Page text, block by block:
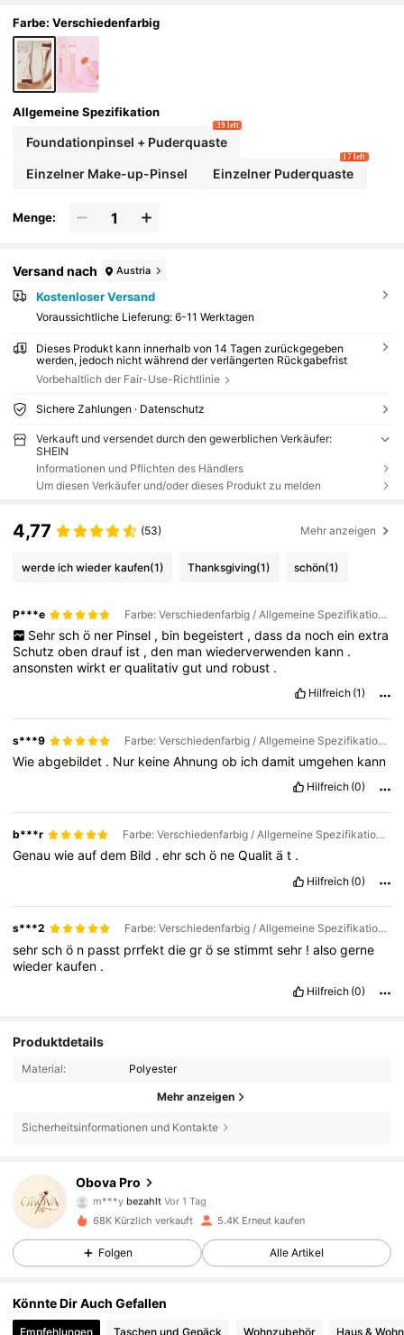
osmetik
Farbe: Verschiedenfarbig
Allgemeine Spezifikation
Foundationpinsel + Puderquaste
39 left
Einzelner Make-up-Pinsel Einzelner Puderquaste
17 left
Menge:
Versand nach Austria
Kostenloser Versand
Voraussichtliche Lieferung: 6-11 Werktagen
Dieses Produkt kann innerhalb von 14 Tagen zurückgegeben
werden, jedoch nicht während der verlängerten Rückgabefrist
Vorbehaltlich der Fair-Use-Richtlinie
Sichere Zahlungen · Datenschutz
Verkauft und versendet durch den gewerblichen Verkäufer:
SHEIN
Informationen und Pflichten des Händlers
Um diesen Verkäufer und/oder dieses Produkt zu melden
4,77 (53) Mehr anzeigen
werde ich wieder kaufen(1) Thanksgiving(1) schön(1)
P***e Farbe: Verschiedenfarbig / Allgemeine Spezifikation: Einzelner Make-up-Pinsel
Sehr sch ö ner Pinsel , bin begeistert , dass da noch ein extra
Schutzobendrauf ist ,den manwiederverwenden kann .
ansonstenwirkterqualitativgut und robust .
Hilfreich (1)
s***9 Farbe: Verschiedenfarbig / Allgemeine Spezifikation: Foundationpinsel + Puderquaste
Wieabgebildet . Nur keineAhnungob ichdamit umgehen kann
Hilfreich (0)
b***r Farbe: Verschiedenfarbig / Allgemeine Spezifikation: Einzelner Make-up-Pinsel
Genauwieaufdem Bild .ehrschö neQualität .
Hilfreich (0)
s***2 Farbe: Verschiedenfarbig / Allgemeine Spezifikation: Einzelner Make-up-Pinsel
sehrschö n passt prrfektdiegrösestimmtsehr !alsogerne
wieder kaufen .
Hilfreich (0)
Produktdetails
Material: Polyester
Mehr anzeigen
Sicherheitsinformationen und Kontakte
Obova Pro
4,72
2.2K Follower
m***ybezahlt Vor 1 Tag
4,72
4,72 2.2K Follower
68K Kürzlich verkauft 5.4K Erneut kaufen
Folgen Alle Artikel
Könnte Dir Auch Gefallen
Empfehlungen Taschen und Gepäck Wohnzubehör Haus &